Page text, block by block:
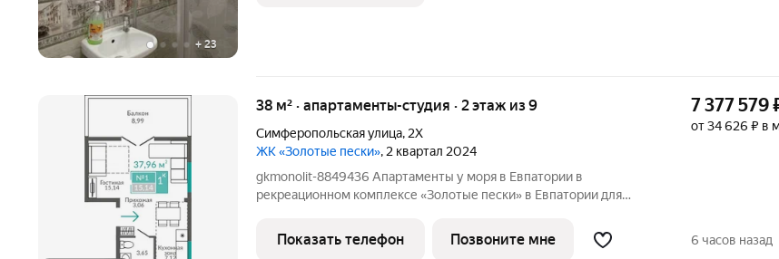
+ 23
38 м² · апартаменты-студия · 2 этаж из 9
Симферопольская улица, 2Х
ЖК «Золотые пески», 2 квартал 2024
gkmonolit-8849436 Апартаменты у моря в Евпатории в
рекреационном комплексе «Золотые пески» в Евпатории для
Ввод в эксплуатацию - II кв. 2027 О КОМПЛЕКСЕ. Комплекс
апартаментов «Золотые пески» -
7 377 579
от 34 626 ₽ в
Показать телефон Позвоните мне 6 часов назад